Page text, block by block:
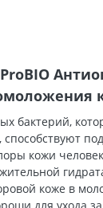
бактерий,
кожи
коже в